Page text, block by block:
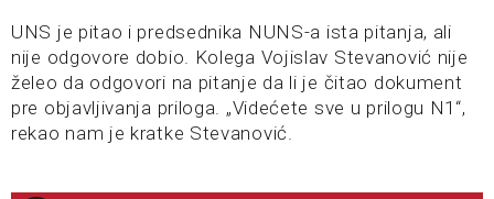
UNS je pitao i predsednika NUNS-a ista pitanja, ali
nije odgovore dobio. Kolega Vojislav Stevanović nije
želeo da odgovori na pitanje da li je čitao dokument
pre objavljivanja priloga. „Videćete sve u prilogu N1“,
rekao nam je kratke Stevanović.